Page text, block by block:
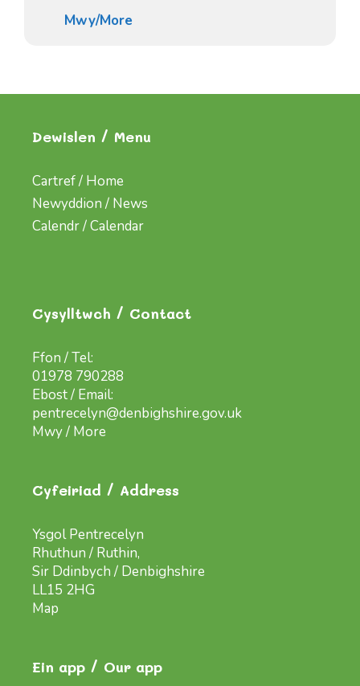
Mwy/More
Dewislen / Menu
Cartref / Home
Newyddion / News
Calendr / Calendar
Cysylltwch / Contact
Ffon / Tel:
01978 790288
Ebost / Email:
pentrecelyn@denbighshire.gov.uk
Mwy / More
Cyfeiriad / Address
Ysgol Pentrecelyn
Rhuthun / Ruthin,
Sir Ddinbych / Denbighshire
LL15 2HG
Map
Ein app / Our app